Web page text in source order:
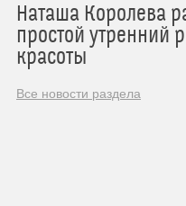
Наташа Королева
простой утренний
красоты
Все новости раздела